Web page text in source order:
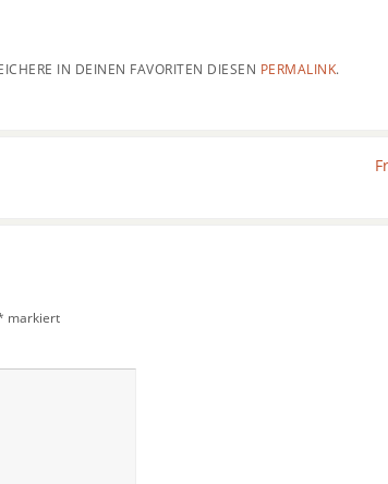
IN DEINEN FAVORITEN DIESEN PERMALINK.
markiert